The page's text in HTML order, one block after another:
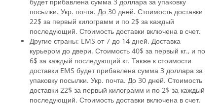
посылки. Укр. почта. До 30 дней. Стоимость доставки
22$ за первый килограмм и по 2$ за каждый
последующий. Стоимость доставки включена в счет.
Другие страны: EMS от 7 до 14 дней. Доставка
курьером до двери. Стоимость 40$ за первый кг., и по
6$ за каждый последующий кг. Также к стоимости
доставки EMS будет прибавлена сумма 3 доллара за
упаковку посылки. Укр. почта. До 30 дней. Стоимость
доставки 22$ за первый килограмм и по 2$ за каждый
последующий. Стоимость доставки включена в счет.